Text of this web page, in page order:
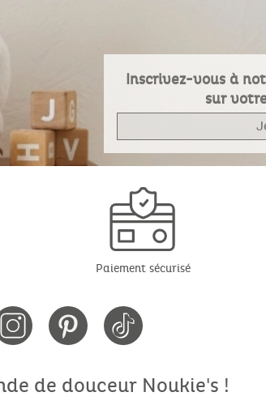
Inscrivez-vous à
sur
Paiement sécurisé
de douceur Noukie's !